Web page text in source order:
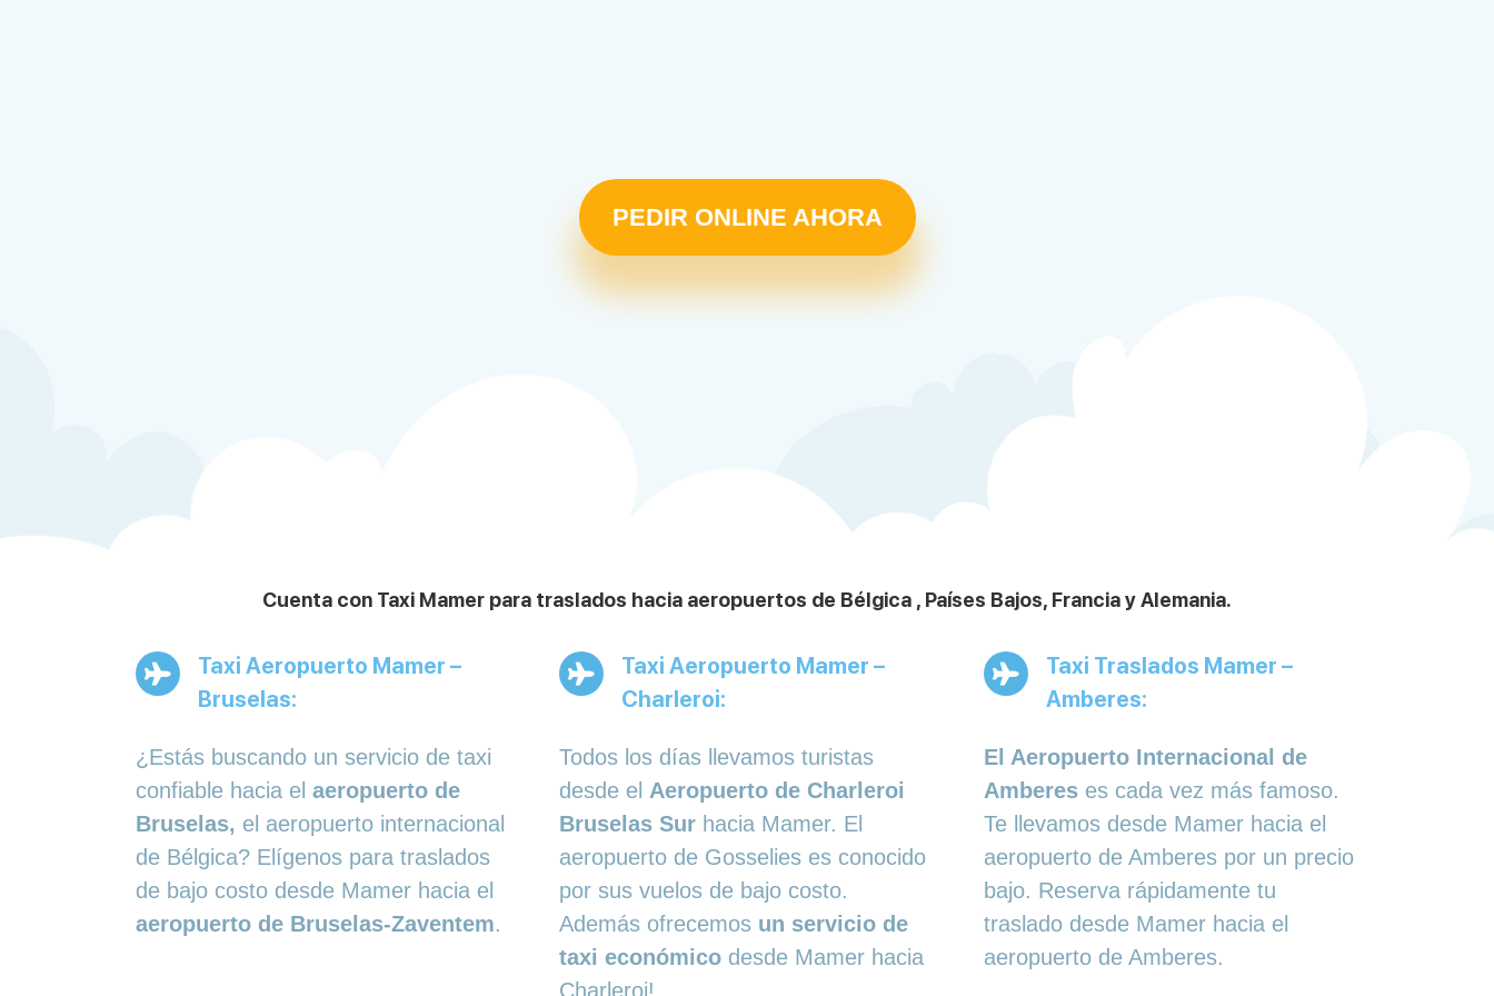
PEDIR ONLINE AHORA
Cuenta con Taxi Mamer para traslados hacia aeropuertos de Bélgica , Países Bajos, Francia y Alemania.
Taxi Aeropuerto Mamer –
Bruselas:
¿Estás buscando un servicio de taxi
confiable hacia el aeropuerto de
Bruselas, el aeropuerto internacional
de Bélgica? Elígenos para traslados
de bajo costo desde Mamer hacia el
aeropuerto de Bruselas-Zaventem.
Taxi Aeropuerto Mamer –
Charleroi:
Todos los días llevamos turistas
desde el Aeropuerto de Charleroi
Bruselas Sur hacia Mamer. El
aeropuerto de Gosselies es conocido
por sus vuelos de bajo costo.
Además ofrecemos un servicio de
taxi económico desde Mamer hacia
Charleroi!
Taxi Traslados Mamer –
Amberes:
El Aeropuerto Internacional de
Ambereses cada vez más famoso.
Te llevamos desde Mamer hacia el
aeropuerto de Amberes por un precio
bajo. Reserva rápidamente tu
traslado desde Mamer hacia el
aeropuerto de Amberes.